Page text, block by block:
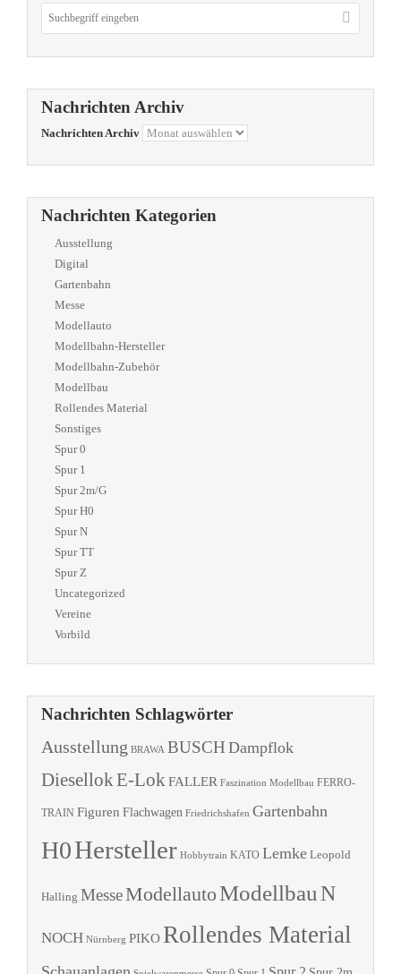
Nachrichten Archiv
Nachrichten Archiv
Nachrichten Kategorien
Ausstellung
Digital
Gartenbahn
Messe
Modellauto
Modellbahn-Hersteller
Modellbahn-Zubehör
Modellbau
Rollendes Material
Sonstiges
Spur 0
Spur 1
Spur 2m/G
Spur H0
Spur N
Spur TT
Spur Z
Uncategorized
Vereine
Vorbild
Nachrichten Schlagwörter
Ausstellung BRAWA BUSCH Dampflok
DiesellokE-LokFALLER Faszination Modellbau FERRO-
TRAIN Figuren Flachwagen Friedrichshafen Gartenbahn
H0Hersteller Hobbytrain KATO Lemke Leopold
Halling MesseModellautoModellbauN
NOCH Nürnberg PIKO Rollendes Material